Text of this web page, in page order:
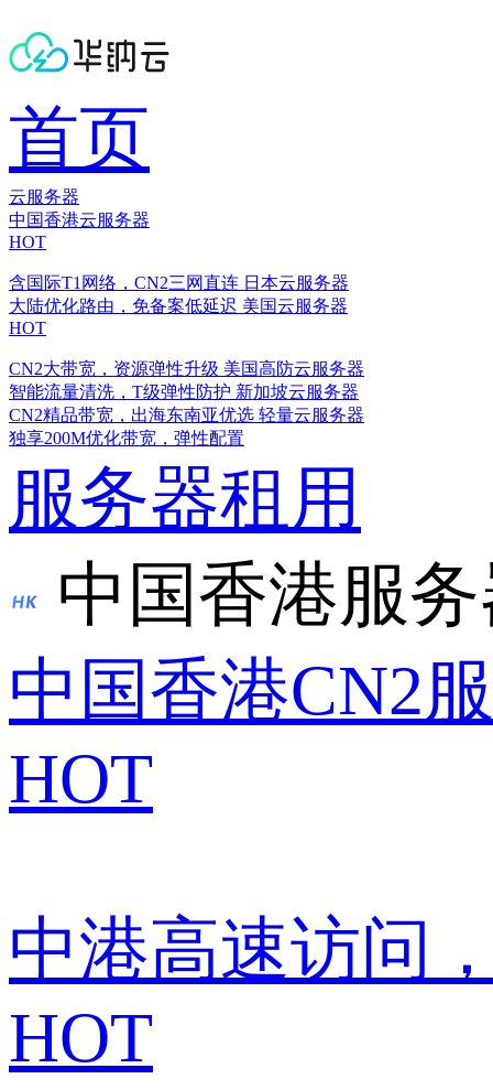
首页
云服务器
中国香港云服务器
HOT
含国际T1网络，CN2三网直连 日本云服务器
大陆优化路由，免备案低延迟 美国云服务器
HOT
CN2大带宽，资源弹性升级 美国高防云服务器
智能流量清洗，T级弹性防护 新加坡云服务器
CN2精品带宽，出海东南亚优选 轻量云服务器
独享200M优化带宽，弹性配置
服务器租用
中国香港服
中国香港CN2
HOT
中港高速访问
HOT